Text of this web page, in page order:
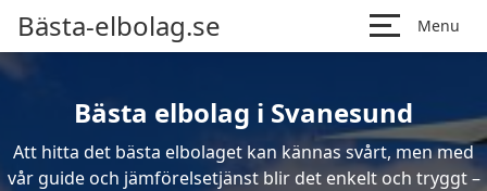
Bästa-elbolag.se Menu
Bästa elbolag i Svanesund
Att hitta det bästa elbolaget kan kännas svårt, men med
vår guide och jämförelsetjänst blir det enkelt och tryggt –